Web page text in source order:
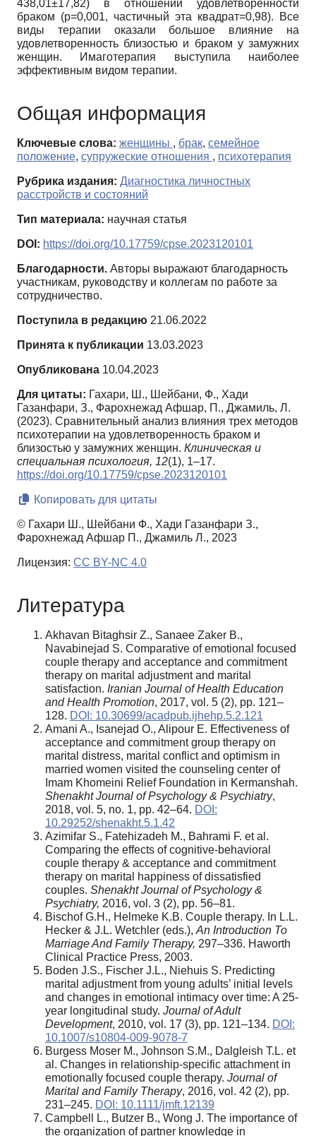
438,01±17,82) в отношении удовлетворенности
браком (p=0,001, частичный эта квадрат=0,98). Все
виды терапии оказали большое влияние на
удовлетворенность близостью и браком у замужних
женщин. Имаготерапия выступила наиболее
эффективным видом терапии.
Общая информация
Ключевые слова: женщины , брак, семейное
положение, супружеские отношения , психотерапия
Рубрика издания: Диагностика личностных
расстройств и состояний
Тип материала: научная статья
DOI: https://doi.org/10.17759/cpse.2023120101
Благодарности. Авторы выражают благодарность
участникам, руководству и коллегам по работе за
сотрудничество.
Поступила в редакцию 21.06.2022
Принята к публикации 13.03.2023
Опубликована 10.04.2023
Для цитаты: Гахари, Ш., Шейбани, Ф., Хади
Газанфари, З., Фарохнежад Афшар, П., Джамиль, Л.
(2023). Сравнительный анализ влияния трех методов
психотерапии на удовлетворенность браком и
близостью у замужних женщин. Клиническая и
специальная психология, 12(1), 1–17.
https://doi.org/10.17759/cpse.2023120101
Копировать для цитаты
© Гахари Ш., Шейбани Ф., Хади Газанфари З.,
Фарохнежад Афшар П., Джамиль Л., 2023
Лицензия: CC BY-NC 4.0
Литература
Akhavan Bitaghsir Z., Sanaee Zaker B.,
Navabinejad S. Comparative of emotional focused
couple therapy and acceptance and commitment
therapy on marital adjustment and marital
satisfaction. Iranian Journal of Health Education
and Health Promotion, 2017, vol. 5 (2), pp. 121–
128. DOI: 10.30699/acadpub.ijhehp.5.2.121
Amani A., Isanejad O., Alipour E. Effectiveness of
acceptance and commitment group therapy on
marital distress, marital conflict and optimism in
married women visited the counseling center of
Imam Khomeini Relief Foundation in Kermanshah.
Shenakht Journal of Psychology & Psychiatry,
2018, vol. 5, no. 1, pp. 42–64. DOI:
10.29252/shenakht.5.1.42
Azimifar S., Fatehizadeh M., Bahrami F. et al.
Comparing the effects of cognitive-behavioral
couple therapy & acceptance and commitment
therapy on marital happiness of dissatisfied
couples. Shenakht Journal of Psychology &
Psychiatry, 2016, vol. 3 (2), pp. 56–81.
Bischof G.H., Helmeke K.B. Couple therapy. In L.L.
Hecker & J.L. Wetchler (eds.), An Introduction To
Marriage And Family Therapy, 297–336. Haworth
Clinical Practice Press, 2003.
Boden J.S., Fischer J.L., Niehuis S. Predicting
marital adjustment from young adults’ initial levels
and changes in emotional intimacy over time: A 25-
year longitudinal study. Journal of Adult
Development, 2010, vol. 17 (3), pp. 121–134. DOI:
10.1007/s10804-009-9078-7
Burgess Moser M., Johnson S.M., Dalgleish T.L. et
al. Changes in relationship‐specific attachment in
emotionally focused couple therapy. Journal of
Marital and Family Therapy, 2016, vol. 42 (2), pp.
231–245. DOI: 10.1111/jmft.12139
Campbell L., Butzer B., Wong J. The importance of
the organization of partner knowledge in